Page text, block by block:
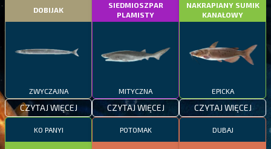
DOBIJAK
ZWYCZAJNA
CZYTAJ WIĘCEJ
SIEDMIOSZPAR
PLAMISTY
MITYCZNA
CZYTAJ WIĘCEJ
NAKRAPIANY SUMIK
KANAŁOWY
EPICKA
CZYTAJ WIĘCEJ
KO PANYI POTOMAK DUBAJ